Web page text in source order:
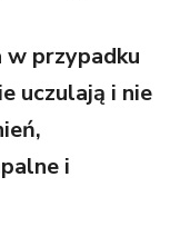
w przypadku
uczulają i nie
i